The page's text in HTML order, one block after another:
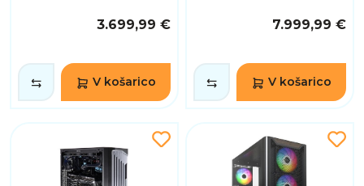
3.699,99 €
V košarico
7.999,99 €
V košarico